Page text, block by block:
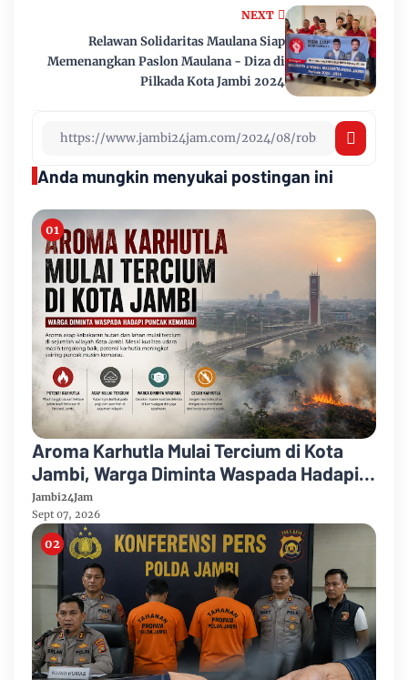
NEXT
Relawan Solidaritas Maulana Siap
Memenangkan Paslon Maulana - Diza di
Pilkada Kota Jambi 2024
Anda mungkin menyukai postingan ini
Aroma Karhutla Mulai Tercium di Kota
Jambi, Warga Diminta Waspada Hadapi
Puncak Kemarau
Jambi24Jam
Sept 07, 2026